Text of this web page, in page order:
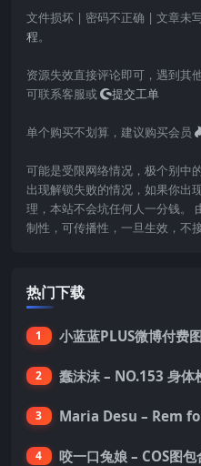
文件损坏 | 密码不正确 | 文章未
程。
资源失效直接评论即可，遇到其
可联系客服或
提交工单
单个购买不划算，建议购买会员
可能是受限网络情况，极个别中
出现解锁失败的情况，如果你出
理，本站不会坑任何人一分钱。
制性，可传播性，一旦生效，不
热门下载
1 小蓝蓝PLUS微博付费
2 蠢沫沫 – NO.153 身
3 Maria Desu – Rem
4 咬一口兔娘 – COS图包